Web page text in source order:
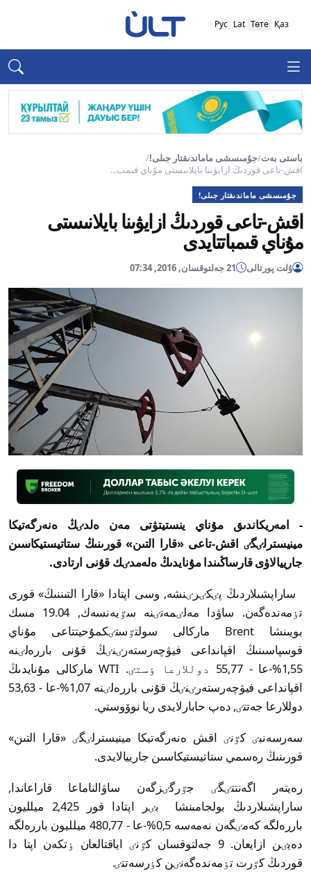
Қаз
Төте
Lat
Рус
باستى بەت/جۇمىسشى ماماندىقتار جىلى!/
اقش-تاعى قوردىڭ ازايۋىنا بايلانىستى مۇناي قىمب...
جۇمىسشى ماماندىقتار جىلى!
اقش-تاعى قوردىڭ ازايۋىنا بايلانىستى
مۇناي قىمباتتايدى
ۇلت پورتالى 21 جەلتوقسان, 2016, 07:34
- امەريكاندىق مۇناي ينستيتۋتى مەن ەلدٸڭ ەنەرگەتيكا
مينيسترلٸگٸ اقش-تاعى «قارا التىن» قورىنىڭ ستاتيستيكاسىن
جارييالاۋى قارساڭىندا مۇنايدىڭ ەلەمدٸك قۇنى ارتادى.
ساراپشىلاردىڭ پٸكٸرٸنشە, وسى اپتادا «قارا التىننىڭ» قورى
تٶمەندەگەن. ساۋدا مەلٸمەتٸنە سٷيەنسەك, 19.04 مسك
بويىنشا Brent ماركالى سولتٷستٸكمۇحيتتاعى مۇناي
قوسپاسىنىڭ اقپانداعى فيۋچەرستەرٸنٸڭ قۇنى باررەلٸنە
1,55%-عا - 55,77 دوللارعا ٶستٸ. WTI ماركالى مۇنايدىڭ
اقپانداعى فيۋچەرستەرٸنٸڭ قۇنى باررەلٸنە 1,07%-عا - 53,63
دوللارعا جەتتٸ, دەپ حابارلايدى ريا نوۆوستي.
سەرسەنبٸ كٷنٸ اقش ەنەرگەتيكا مينيسترلٸگٸ «قارا التىن»
قورىنىڭ رەسمي ستاتيستيكاسىن جارييالايدى.
رەيتەر اگەنتتٸگٸ جٷرگٸزگەن ساۋالناماعا قاراعاندا,
ساراپشىلاردىڭ بولجامىنشا بٸر اپتادا قور 2,425 ميلليون
باررەلگە كەمٸگەن نەمەسە 0,5%-عا - 480,77 ميلليون باررەلگە
دەيٸن ازايعان. 9 جەلتوقسان كٷنٸ اياقتالعان ٶتكەن اپتا دا
قوردىڭ كٷرت تٶمەندەگەنٸن كٶرسەتتٸ.